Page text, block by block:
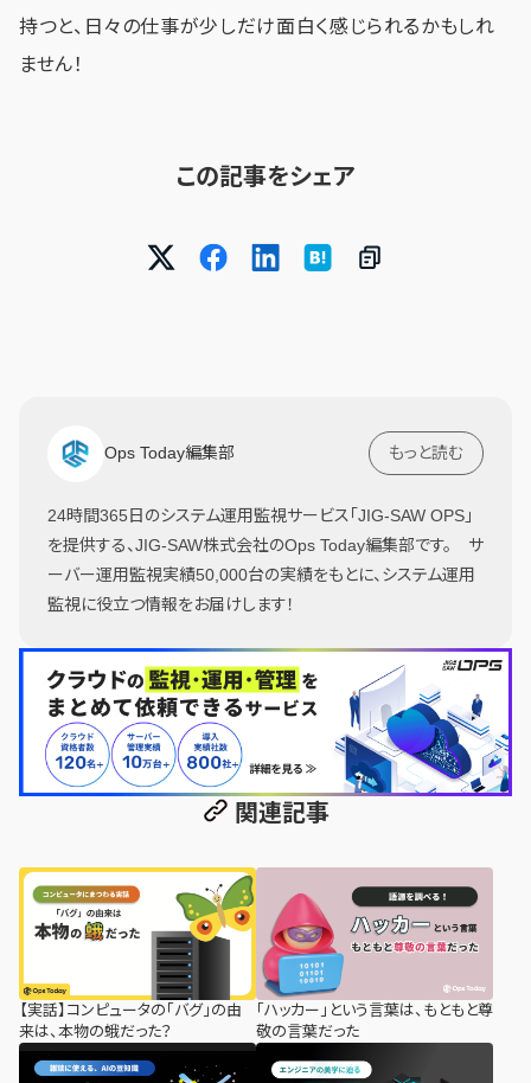
持つと、日々の仕事が少しだけ面白く感じられるかもしれ
ません！
この記事をシェア
Ops Today編集部 もっと読む
24時間365日のシステム運用監視サービス「JIG-SAW OPS」
を提供する、JIG-SAW株式会社のOps Today編集部です。 サ
ーバー運用監視実績50,000台の実績をもとに、システム運用
監視に役立つ情報をお届けします！
関連記事
【実話】コンピュータの「バグ」の由
来は、本物の蛾だった？
「ハッカー」という言葉は、もともと尊
敬の言葉だった